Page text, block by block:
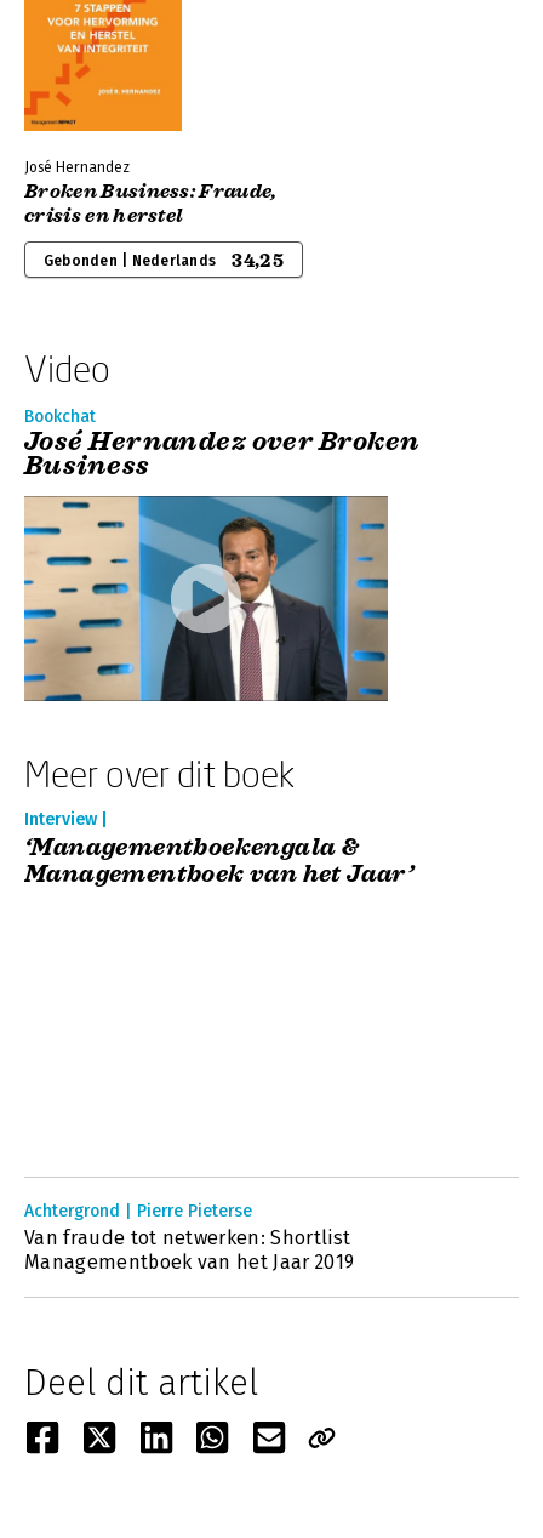
José Hernandez
Broken Business: Fraude,
crisis en herstel
Gebonden | Nederlands 34,25
Video
Bookchat
José Hernandez over Broken
Business
Meer over dit boek
Interview |
‘Managementboekengala &
Managementboek van het Jaar’
Achtergrond | Pierre Pieterse
Van fraude tot netwerken: Shortlist
Managementboek van het Jaar 2019
Deel dit artikel